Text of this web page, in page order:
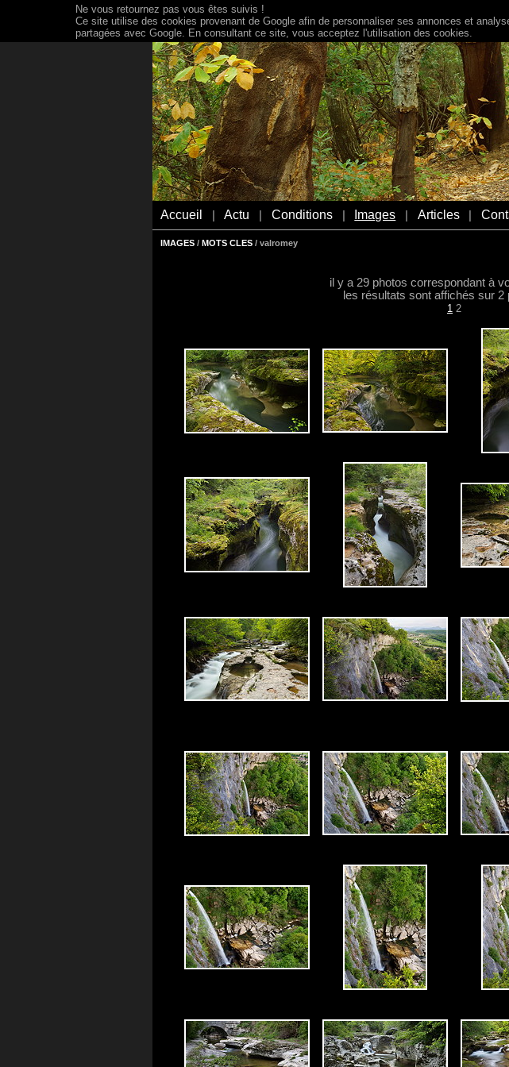
Accueil Actu Conditions Images Articles
IMAGES / MOTS CLES / valromey
il y a 29 photos correspondant à
les résultats sont affichés sur
1 2
Ne vous retournez pas vous êtes suivis !
Ce site utilise des cookies provenant de Google afin de personnaliser ses annonces et
partagées avec Google. En consultant ce site, vous acceptez l'utilisation des cookies.